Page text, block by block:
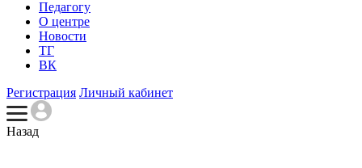
Педагогу
О центре
Новости
ТГ
ВК
Регистрация Личный кабинет
Назад